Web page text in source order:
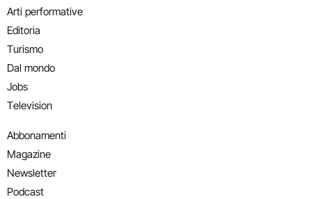
Arti performative
Editoria
Turismo
Dal mondo
Jobs
Television
Abbonamenti
Magazine
Newsletter
Podcast